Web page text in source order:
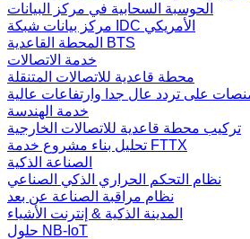
الحوسبة السحابية في مركز البيانات
مركز بيانات شبكة IDC الأمريكي
المحطة القاعدية BTS
خدمة الاتصالات
محطة قاعدية للاتصالات المتنقلة
على تردد عال جدا وارتفاعات عالية
خدمة الهندسة
تركيب محطة قاعدية للاتصالات الخارجية
تحليل بناء مشروع خدمة FTTX
الصناعة الذكية
نظام التحكم الحراري الذكي الصناعي
نظام مراقبة الصناعة عن بعد
المدينة الذكية & إنترنت الأشياء
حلول NB-IoT